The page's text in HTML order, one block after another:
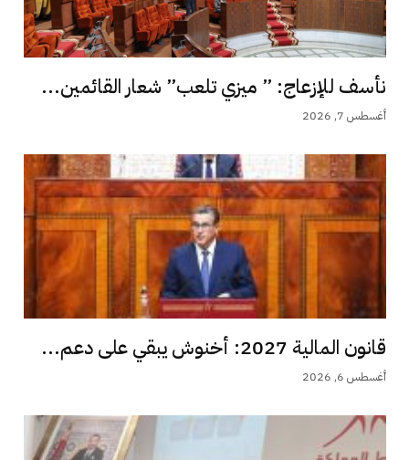
نأسف للإزعاج: ” ميزي تلعب” شعار القائمين...
أغسطس 7, 2026
قانون المالية 2027: أخنوش يبقي على دعم...
أغسطس 6, 2026